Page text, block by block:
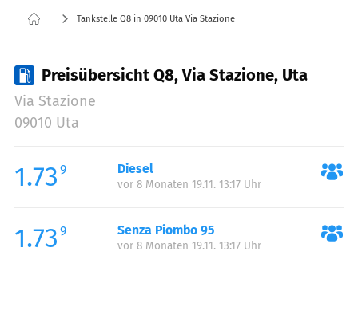
Tankstelle Q8 in 09010 Uta Via Stazione
Preisübersicht Q8, Via Stazione, Uta
Via Stazione
09010 Uta
1.73 9 Diesel
vor 8 Monaten 19.11. 13:17 Uhr
1.73 9 Senza Piombo 95
vor 8 Monaten 19.11. 13:17 Uhr